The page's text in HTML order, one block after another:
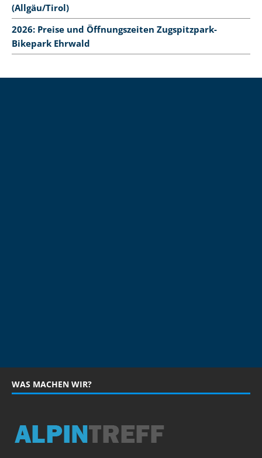
(Allgäu/Tirol)
2026: Preise und Öffnungszeiten Zugspitzpark-
Bikepark Ehrwald
WAS MACHEN WIR?